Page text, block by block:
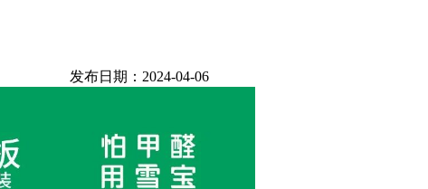
发布日期：2024-04-06